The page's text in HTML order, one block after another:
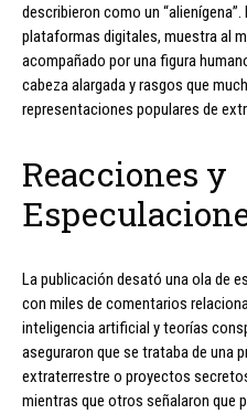
describieron como un
plataformas digitales, muestra al
acompañado por una figura
cabeza alargada y rasgos que
representaciones populares de
Reacciones y
La publicación desató una ola de
con miles de comentarios
inteligencia artificial y teorías
aseguraron que se trataba de una
extraterrestre o proyectos
mientras que otros señalaron que